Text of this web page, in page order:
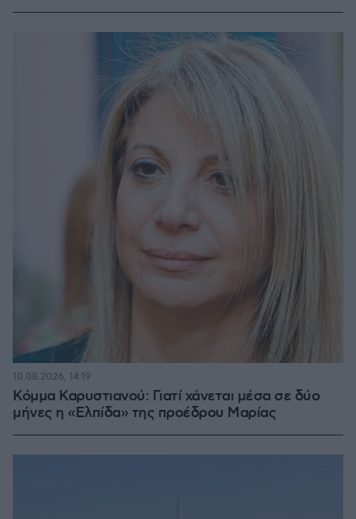
Κόμμα Καρυστιανού: Γιατί χάνεται μέσα σε δύο
μήνες η «Ελπίδα» της προέδρου Μαρίας
10.08.2026, 14:19